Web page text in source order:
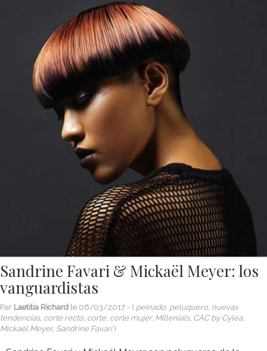
Sandrine Favari & Mickaël Meyer: los
vanguardistas
Par Laetitia Richard le 06/03/2017 - ( peinado, peluquero, nuevas
tendencias, corte recto, corte, corte mujer, Millenials, CAC by Cylea,
Mickaël Meyer, Sandrine Favari)